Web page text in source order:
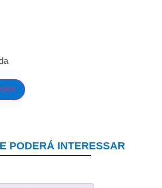
PODERÁ INTERESSAR